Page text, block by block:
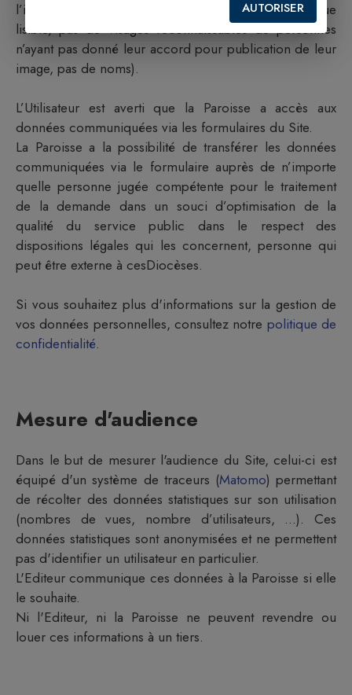
l’image des personnes (pas de plaque minéralogique
lisible, pas de visages reconnaissables de personnes
n’ayant pas donné leur accord pour publication de leur
image, pas de noms).
L’Utilisateur est averti que la Paroisse a accès aux
données communiquées via les formulaires du Site.
La Paroisse a la possibilité de transférer les données
communiquées via le formulaire auprès de n’importe
quelle personne jugée compétente pour le traitement
de la demande dans un souci d’optimisation de la
qualité du service public dans le respect des
dispositions légales qui les concernent, personne qui
peut être externe à cesDiocèses.
Si vous souhaitez plus d'informations sur la gestion de
vos données personnelles, consultez notre politique de
confidentialité.
Mesure d'audience
Dans le but de mesurer l'audience du Site, celui-ci est
équipé d'un système de traceurs (Matomo) permettant
de récolter des données statistiques sur son utilisation
(nombres de vues, nombre d’utilisateurs, ...). Ces
données statistiques sont anonymisées et ne permettent
pas d'identifier un utilisateur en particulier.
L'Editeur communique ces données à la Paroisse si elle
le souhaite.
Ni l'Editeur, ni la Paroisse ne peuvent revendre ou
louer ces informations à un tiers.
AUTORISER